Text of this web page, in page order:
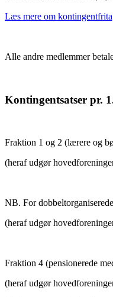
Læs mere om
Alle andre medlemmer
Kontingentsatser pr.
Fraktion 1 og 2 (lærere og
(heraf udgør
NB. For
(heraf udgør
Fraktion 4 (pensionerede
(heraf udgør